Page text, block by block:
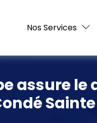
Nos Services
assure